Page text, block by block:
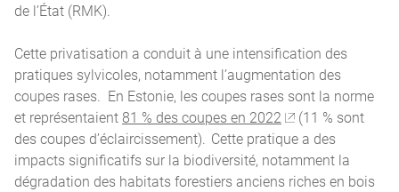
de l’État (RMK).
Cette privatisation a conduit à une intensification des
pratiques sylvicoles, notamment l’augmentation des
coupes rases. En Estonie, les coupes rases sont la norme
et représentaient 81 % des coupes en 2022
(11 % sont
des coupes d’éclaircissement). Cette pratique a des
impacts significatifs sur la biodiversité, notamment la
dégradation des habitats forestiers anciens riches en bois